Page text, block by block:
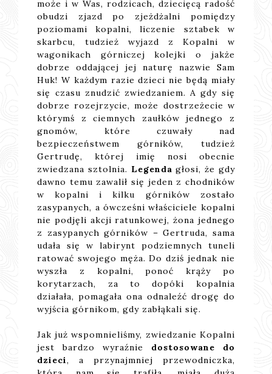
może i w Was, rodzicach, dziecięcą radość
obudzi zjazd po zjeżdżalni pomiędzy
poziomami kopalni, liczenie sztabek w
skarbcu, tudzież wyjazd z Kopalni w
wagonikach górniczej kolejki o jakże
dobrze oddającej jej naturę nazwie Sam
Huk! W każdym razie dzieci nie będą miały
się czasu znudzić zwiedzaniem. A gdy się
dobrze rozejrzycie, może dostrzeżecie w
którymś z ciemnych zaułków jednego z
gnomów, które czuwały nad
bezpieczeństwem górników, tudzież
Gertrudę, której imię nosi obecnie
zwiedzana sztolnia. Legenda głosi, że gdy
dawno temu zawalił się jeden z chodników
w kopalni i kilku górników zostało
zasypanych, a ówcześni właściciele kopalni
nie podjęli akcji ratunkowej, żona jednego
z zasypanych górników – Gertruda, sama
udała się w labirynt podziemnych tuneli
ratować swojego męża. Do dziś jednak nie
wyszła z kopalni, ponoć krąży po
korytarzach, za to dopóki kopalnia
działała, pomagała ona odnaleźć drogę do
wyjścia górnikom, gdy zabłąkali się.
Jak już wspomnieliśmy, zwiedzanie Kopalni
jest bardzo wyraźnie dostosowane do
dzieci, a przynajmniej przewodniczka,